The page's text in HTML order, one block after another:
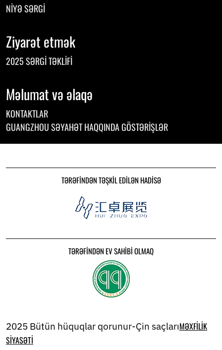
NIYƏ SƏRGI
Ziyarət etmək
2025 SƏRGI TƏKLIFI
Məlumat və əlaqə
KONTAKTLAR
GUANGZHOU SƏYAHƏT HAQQINDA GÖSTƏRIŞLƏR
TƏRƏFINDƏN TƏŞKIL EDILƏN HADISƏ
TƏRƏFINDƏN EV SAHIBI OLMAQ
2025 Bütün hüquqlar qorunur-Çin saçlarıMƏXFILIK
SIYASƏTI